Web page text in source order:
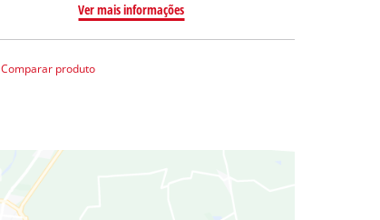
Ver mais informações
Comparar produto